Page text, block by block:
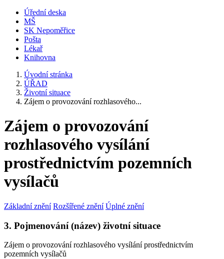
Úřední deska
MŠ
SK Nepoměřice
Pošta
Lékař
Knihovna
Úvodní stránka
ÚŘAD
Životní situace
Zájem o provozování rozhlasového...
Zájem o provozování
rozhlasového vysílání
prostřednictvím pozemních
vysílačů
Základní znění Rozšířené znění Úplné znění
3. Pojmenování (název) životní situace
Zájem o provozování rozhlasového vysílání prostřednictvím
pozemních vysílačů